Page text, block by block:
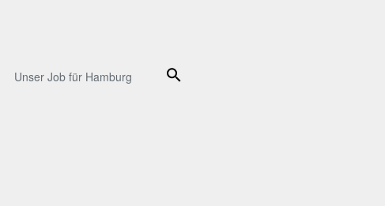
Unser Job für Hamburg Suche